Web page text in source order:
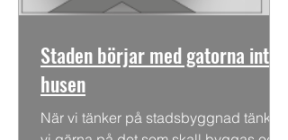
Staden börjar med gatorna inte
husen
När vi tänker på stadsbyggnad tänker